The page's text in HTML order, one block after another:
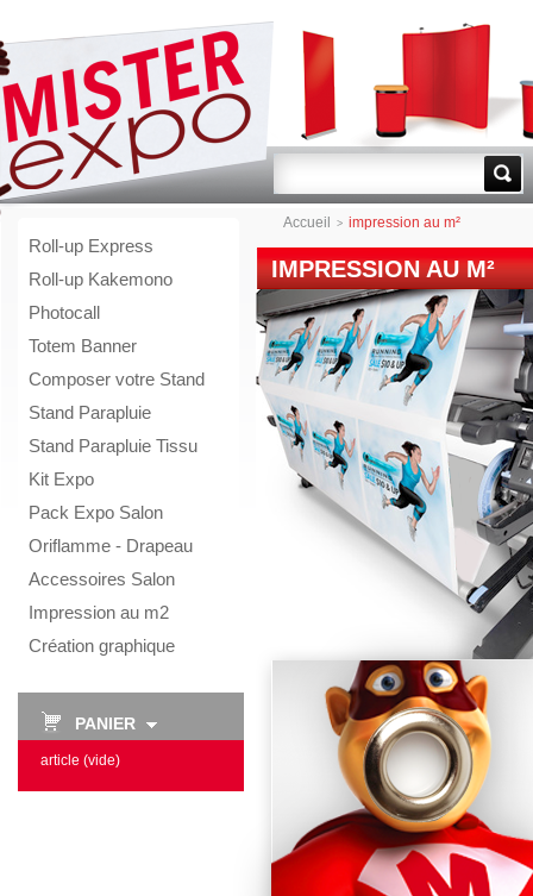
Go!
Roll-up Express
Roll-up Kakemono
Photocall
Totem Banner
Composer votre Stand
Stand Parapluie
Stand Parapluie Tissu
Kit Expo
Pack Expo Salon
Oriflamme - Drapeau
Accessoires Salon
Impression au m2
Création graphique
PANIER
article (vide)
Accueil > impression au m²
IMPRESSION AU M²